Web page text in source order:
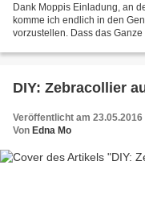
Dank Moppis Einladung, an
komme ich endlich in den
vorzustellen. Dass das
DIY: Zebracollier
Veröffentlicht am 23.05.2016
Von Edna Mo